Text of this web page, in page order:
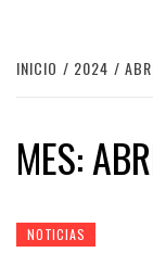
INICIO 2024
MES:
NOTICIAS